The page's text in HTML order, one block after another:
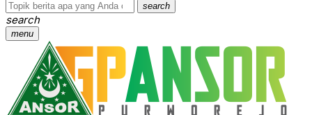
search
search
menu